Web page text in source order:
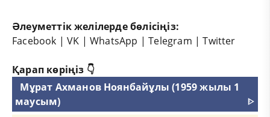
Әлеуметтік желілерде бөлісіңіз:
Facebook |VK |WhatsApp |Telegram |Twitter
Қарап көріңіз 👇
Мұрат Ахманов Ноянбайұлы (1959 жылы 1
маусым)
ᐈ